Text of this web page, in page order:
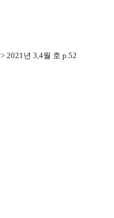
> 2021년 3,4월 호 p.52